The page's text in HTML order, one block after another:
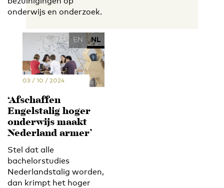
onderwijs en onderzoek.
EN NL
03 / 10 / 2024
‘Afschaffen
Engelstalig hoger
onderwijs maakt
Nederland armer’
Stel dat alle
bachelorstudies
Nederlandstalig worden,
dan krimpt het hoger